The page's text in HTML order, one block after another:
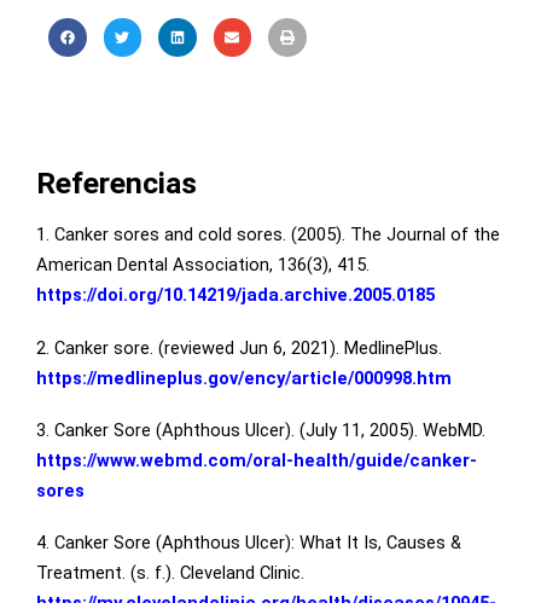
Referencias
1. Canker sores and cold sores. (2005). The Journal of the
American Dental Association, 136(3), 415.
https://doi.org/10.14219/jada.archive.2005.0185
2. Canker sore. (reviewed Jun 6, 2021). MedlinePlus.
https://medlineplus.gov/ency/article/000998.htm
3. Canker Sore (Aphthous Ulcer). (July 11, 2005). WebMD.
https://www.webmd.com/oral-health/guide/canker-
sores
4. Canker Sore (Aphthous Ulcer): What It Is, Causes &
Treatment. (s. f.). Cleveland Clinic.